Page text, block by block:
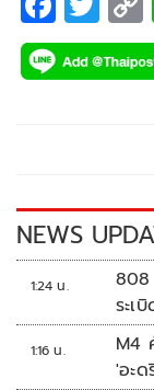
ac
e
k
wi
tt
NEWS
1:24 น.
808
ระเ
1:16 น.
M4
'อะ